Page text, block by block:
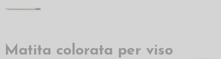
Matita colorata per viso